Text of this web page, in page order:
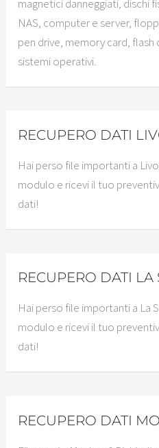
magnetici danneggiati, dischi
NAS, computer e server,
pen drive, memory card,
sistemi operativi.
RECUPERO DATI
Hai perso file importanti a
modulo e ricevi il tuo
dati!
RECUPERO DATI LA
Hai perso file importanti a La
modulo e ricevi il tuo
dati!
RECUPERO DATI